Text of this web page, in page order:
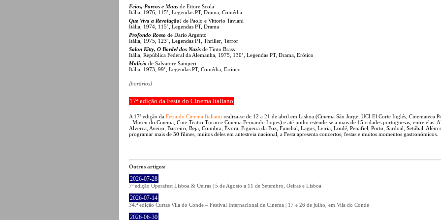
Feios, Porcos e Maus de Ettore Scola
Itália, 1976, 115’, Legendas PT, Drama, Comédia
Que Viva a Revolução! de Paolo e Vittorio Taviani
Itália, 1974, 115’, Legendas PT, Drama
Profondo Rosso de Dario Argento
Itália, 1975, 123’, Legendas PT, Thriller, Terror
Salon Kitty, O Bordel dos Nazis de Tinto Brass
Itália, República Federal da Alemanha, 1975, 130’, Legendas PT, Drama, Erótico
Malícia de Salvatore Samperi
Itália, 1973, 99’, Legendas PT, Comédia, Erótico
[horários]
17ª edição da Festa do Cinema Italiano
A 17ª edição da Festa do Cinema Italiano realiza-se de 12 a 21 de abril em Lisboa (Cinema São Jorge, UCI El Corte Inglés, Cinemateca
- Museu do Cinema, Cine-Teatro Turim e Cinema Fernando Lopes) e até junho estende-se a mais de 15 cidades portuguesas, entre elas:
Alverca, Aveiro, Barreiro, Beja, Coimbra, Évora, Figueira da Foz, Funchal, Lagos, Leiria, Loulé, Penafiel, Porto, Sardoal, Setúbal. Além
programar mais de 50 filmes, muitos deles em antestreia nacional, a Festa apresenta concertos, festas e muitos momentos gastronómicos.
Outros artigos:
2026-07-28
7ª edição Operafest Lisboa & Oeiras | 5 de Agosto a 11 de Setembro, Oeiras e Lisboa
2026-07-14
34.ª edição Curtas Vila do Conde – Festival Internacional de Cinema | 17 e 26 de julho, em Vila do Conde
2026-06-30